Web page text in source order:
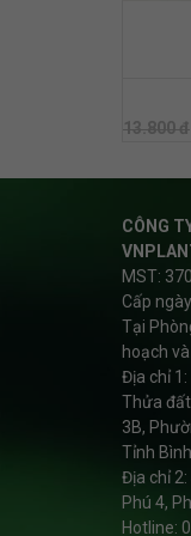
13.800 đ
CÔNG
MST:
Cấp
Tại
hoạch
Địa chỉ 1:
Thửa đất
3B,
Tỉnh
Địa chỉ 2:
Phú 4,
Hotline: